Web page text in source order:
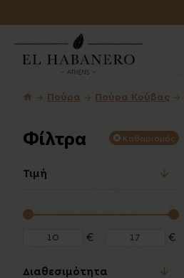
Πούρα Πούρα Κούβας
Φίλτρα Καθαρισμός
Τιμή
€ €
Διαθεσιμότητα